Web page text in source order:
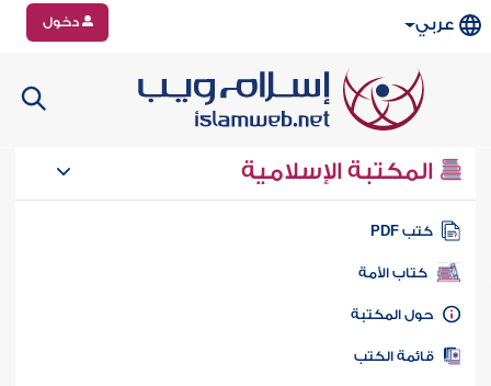
عربي دخول
المكتبة الإسلامية
كتب PDF
كتاب الأمة
المكتبة